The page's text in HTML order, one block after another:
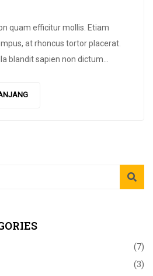
quam efficitur mollis. Etiam
at rhoncus tortor placerat.
blandit sapien non dictum
(7)
(3)